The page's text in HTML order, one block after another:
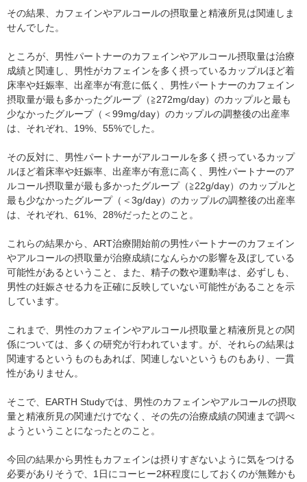
その結果、カフェインやアルコールの摂取量と精液所見は関連しま
せんでした。
ところが、男性パートナーのカフェインやアルコール摂取量は治療
成績と関連し、男性がカフェインを多く摂っているカップルほど着
床率や妊娠率、出産率が有意に低く、男性パートナーのカフェイン
摂取量が最も多かったグループ（≧272mg/day）のカップルと最も
少なかったグループ（＜99mg/day）のカップルの調整後の出産率
は、それぞれ、19%、55%でした。
その反対に、男性パートナーがアルコールを多く摂っているカップ
ルほど着床率や妊娠率、出産率が有意に高く、男性パートナーのア
ルコール摂取量が最も多かったグループ（≧22g/day）のカップルと
最も少なかったグループ（＜3g/day）のカップルの調整後の出産率
は、それぞれ、61%、28%だったとのこと。
これらの結果から、ART治療開始前の男性パートナーのカフェイン
やアルコールの摂取量が治療成績になんらかの影響を及ぼしている
可能性があるということ、また、精子の数や運動率は、必ずしも、
男性の妊娠させる力を正確に反映していない可能性があることを示
しています。
これまで、男性のカフェインやアルコール摂取量と精液所見との関
係については、多くの研究が行われています。が、それらの結果は
関連するというものもあれば、関連しないというものもあり、一貫
性がありません。
そこで、EARTH Studyでは、男性のカフェインやアルコールの摂取
量と精液所見の関連だけでなく、その先の治療成績の関連まで調べ
ようということになったとのこと。
今回の結果から男性もカフェインは摂りすぎないように気をつける
必要がありそうで、1日にコーヒー2杯程度にしておくのが無難かも